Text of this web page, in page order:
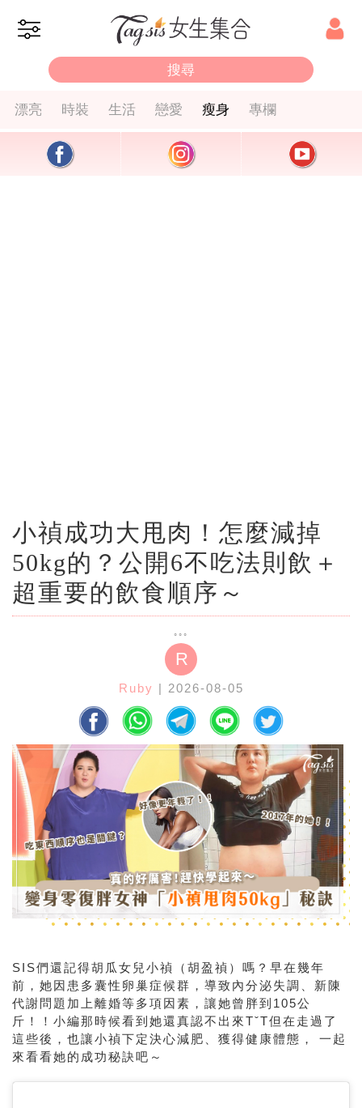
漂亮 時裝 生活 戀愛 瘦身 專欄
小禎成功大甩肉！怎麼減掉
50kg的？公開6不吃法則飲＋
超重要的飲食順序～
R
Ruby | 2026-08-05
SIS們還記得胡瓜女兒小禎（胡盈禎）嗎？早在幾年
前，她因患多囊性卵巢症候群，導致內分泌失調、新陳
代謝問題加上離婚等多項因素，讓她曾胖到 105公
斤！！小編那時候看到她還真認不出來TˇT但在走過了
這些後，也讓小禎下定決心減肥、獲得健康體態， 一起
來看看她的成功秘訣吧～